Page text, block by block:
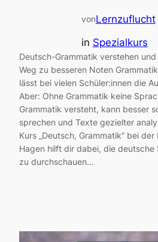
vonLernzuflucht
in Spezialkurs
Deutsch-Grammatik verstehen
Weg zu besseren Noten
lässt bei vielen Schüler:innen die
Aber: Ohne Grammatik keine
Grammatik versteht, kann besser
sprechen und Texte gezielter
Kurs „Deutsch, Grammatik“ bei
Hagen hilft dir dabei, die deutsche
zu durchschauen…